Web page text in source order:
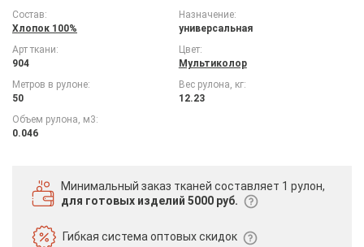
Состав:
Хлопок 100%
Назначение:
универсальная
Арт ткани:
904
Цвет:
Мультиколор
Метров в рулоне:
50
Вес рулона, кг:
12.23
Объем рулона, м3:
0.046
Минимальный заказ тканей составляет 1 рулон,
для готовых изделий 5000 руб.
Гибкая системаоптовых скидок